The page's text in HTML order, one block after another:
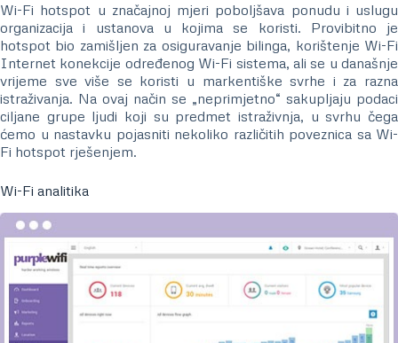
Wi-Fi hotspot u značajnoj mjeri poboljšava ponudu i uslugu
organizacija i ustanova u kojima se koristi. Provibitno je
hotspot bio zamišljen za osiguravanje bilinga, korištenje Wi-Fi
Internet konekcije određenog Wi-Fi sistema, ali se u današnje
vrijeme sve više se koristi u markentiške svrhe i za razna
istraživanja. Na ovaj način se „neprimjetno“ sakupljaju podaci
ciljane grupe ljudi koji su predmet istraživnja, u svrhu čega
ćemo u nastavku pojasniti nekoliko različitih poveznica sa Wi-
Fi hotspot rješenjem.
Wi-Fi analitika